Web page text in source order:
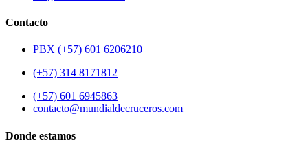
Contacto
PBX (+57) 601 6206210
(+57) 314 8171812
(+57) 601 6945863
contacto@mundialdecruceros.com
Donde estamos